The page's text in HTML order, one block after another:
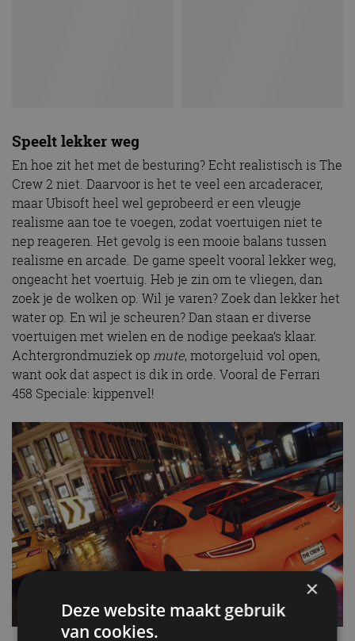
Speelt lekker weg
En hoe zit het met de besturing? Echt realistisch is The
Crew 2 niet. Daarvoor is het te veel een arcaderacer,
maar Ubisoft heel wel geprobeerd er een vleugje
realisme aan toe te voegen, zodat voertuigen niet te
nep reageren. Het gevolg is een mooie balans tussen
realisme en arcade. De game speelt vooral lekker weg,
ongeacht het voertuig. Heb je zin om te vliegen, dan
zoek je de wolken op. Wil je varen? Zoek dan lekker het
water op. En wil je scheuren? Dan staan er diverse
voertuigen met wielen en de nodige peekaa’s klaar.
Achtergrondmuziek opmute, motorgeluid vol open,
want ook dat aspect is dik in orde. Vooral de Ferrari
458 Speciale: kippenvel!
×
Deze website maakt gebruik
van cookies.